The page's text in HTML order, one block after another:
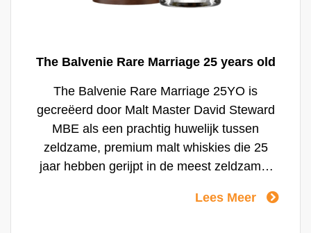
The Balvenie Rare Marriage 25 years old
The Balvenie Rare Marriage 25YO is
gecreëerd door Malt Master David Steward
MBE als een prachtig huwelijk tussen
zeldzame, premium malt whiskies die 25
jaar hebben gerijpt in de meest zeldzame,
hem met de hand geselecteerd gebaseerd
Lees Meer